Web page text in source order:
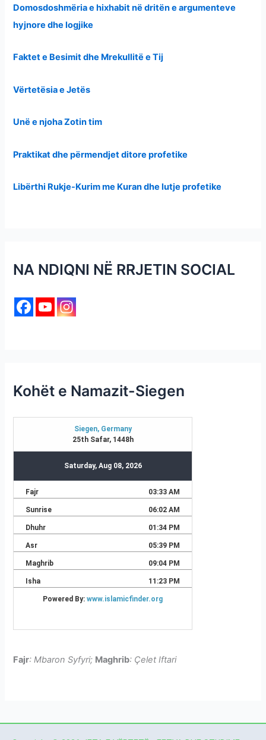
Domosdoshmëria e hixhabit në dritën e argumenteve
hyjnore dhe logjike
Faktet e Besimit dhe Mrekullitë e Tij
Vërtetësia e Jetës
Unë e njoha Zotin tim
Praktikat dhe përmendjet ditore profetike
Libërthi Rukje-Kurim me Kuran dhe lutje profetike
NA NDIQNI NË RRJETIN SOCIAL
Kohët e Namazit-Siegen
Fajr: Mbaron Syfyri; Maghrib: Çelet Iftari